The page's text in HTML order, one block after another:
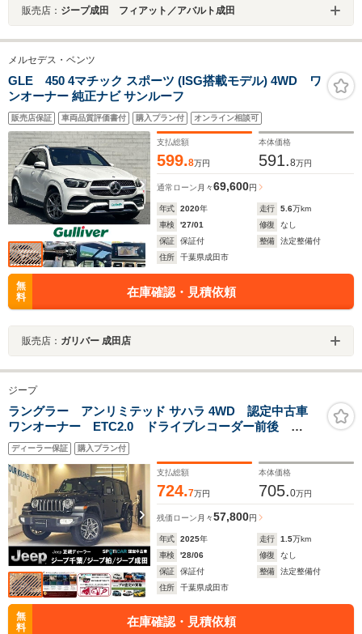
販売店： ジープ成田 フィアット／アバルト成田
メルセデス・ベンツ
GLE 450 4マチック スポーツ (ISG搭載モデル) 4WD ワ
ンオーナー 純正ナビ サンルーフ
販売店保証 車両品質評価書付 購入プラン付 オンライン相談可
支払総額
599.8万円
本体価格
591.8万円
通常ローン 月々69,600円
年式 2020年 走行 5.6万km
車検
'27/01 修復
なし
保証
保証付 整備
法定整備付
住所
千葉県成田市
無
料
在庫確認・見積依頼
販売店： ガリバー 成田店
ジープ
ラングラー アンリミテッド サハラ 4WD 認定中古車
ワンオーナー ETC2.0 ドライブレコーダー前後
AppleCarPlay AndroidAuto TVチューナー シートヒ
ーター ステアリングヒーター
ディーラー保証 購入プラン付
支払総額
724.7万円
本体価格
705.0万円
残価ローン 月々57,800円
年式 2025年 走行 1.5万km
車検
'28/06 修復
なし
保証
保証付 整備
法定整備付
住所
千葉県成田市
無
料
在庫確認・見積依頼